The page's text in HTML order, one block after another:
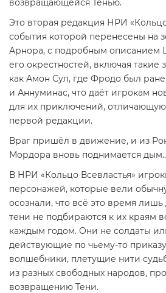
Это вторая редакция НРИ «Кольцо
события которой перенесены на
Арнора, с подробным описанием
его окрестностей, включая такие
как Амон Сул, где Фродо был
и Аннуминас, что даёт игрокам
для их приключений,
первой редакции.
Враг пришёл в движение, и из
Мордора вновь поднимается
В НРИ «Кольцо Всевластья»
персонажей, которые вели
осознали, что всё это время
тени не подбираются к их краям
каждым годом. Они не солдаты
действующие по чьему-то
волшебники, плетущие нити
из разных свободных народов,
возвращению Тени.